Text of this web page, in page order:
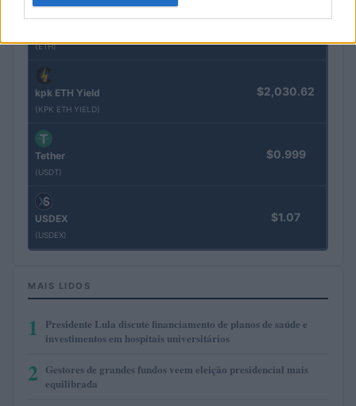
(ETH)
kpk ETH Yield
(KPK ETH YIELD)
$2,030.62
Tether
(USDT)
$0.999
USDEX
(USDEX)
$1.07
MAIS LIDOS
1
Presidente Lula discute financiamento de planos de saúde e
investimentos em hospitais universitários
2 Gestores de grandes fundos veem eleição presidencial mais
equilibrada